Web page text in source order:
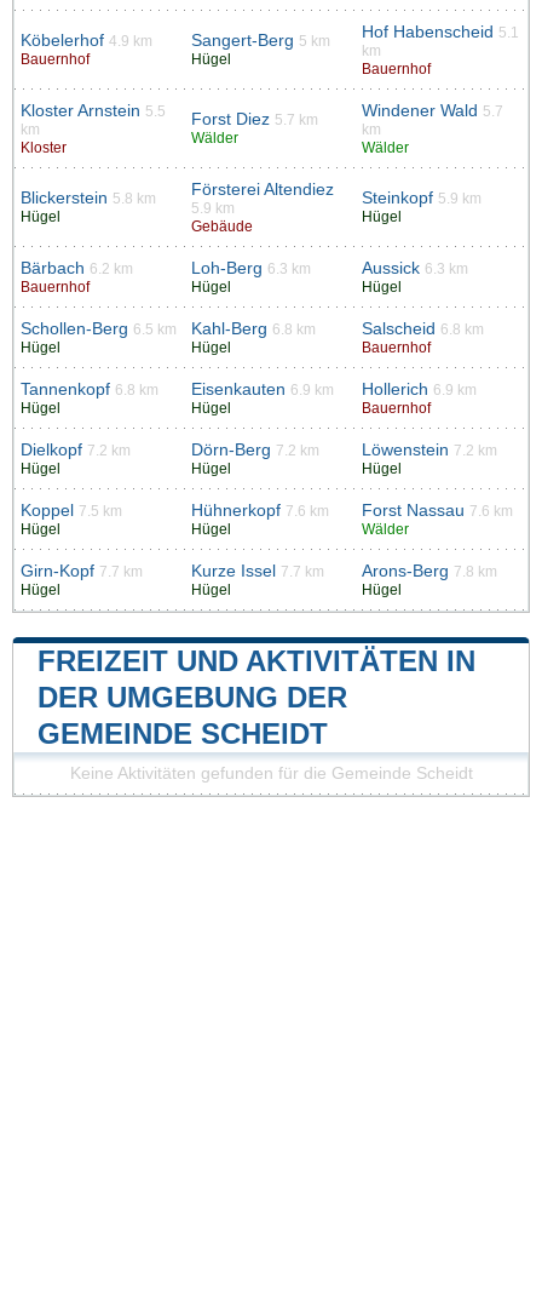
Köbelerhof 4.9 km
Bauernhof
Sangert-Berg 5 km
Hügel
Hof Habenscheid 5.1
km
Bauernhof
Kloster Arnstein 5.5
km
Kloster
Forst Diez 5.7 km
Wälder
Windener Wald 5.7
km
Wälder
Blickerstein 5.8 km
Hügel
Försterei Altendiez
5.9 km
Gebäude
Steinkopf 5.9 km
Hügel
Bärbach 6.2 km
Bauernhof
Loh-Berg 6.3 km
Hügel
Aussick 6.3 km
Hügel
Schollen-Berg 6.5 km
Hügel
Kahl-Berg 6.8 km
Hügel
Salscheid 6.8 km
Bauernhof
Tannenkopf 6.8 km
Hügel
Eisenkauten 6.9 km
Hügel
Hollerich 6.9 km
Bauernhof
Dielkopf 7.2 km
Hügel
Dörn-Berg 7.2 km
Hügel
Löwenstein 7.2 km
Hügel
Koppel
7.5 km
Hügel
Hühnerkopf 7.6 km
Hügel
Forst Nassau 7.6 km
Wälder
Girn-Kopf 7.7 km
Hügel
Kurze Issel
7.7 km
Hügel
Arons-Berg 7.8 km
Hügel
FREIZEIT UND AKTIVITÄTEN IN
DER UMGEBUNG DER
GEMEINDE SCHEIDT
Keine Aktivitäten gefunden für die Gemeinde Scheidt